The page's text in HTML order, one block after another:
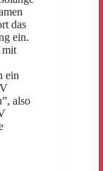
das
ein.
mit
ein
also